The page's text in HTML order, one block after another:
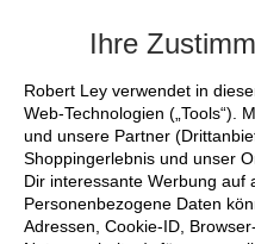
Ihre
Robert Ley verwendet in
Web-Technologien („Tools“).
und unsere Partner
Shoppingerlebnis und unser
Dir interessante Werbung auf
Personenbezogene Daten
Adressen, Cookie-ID,